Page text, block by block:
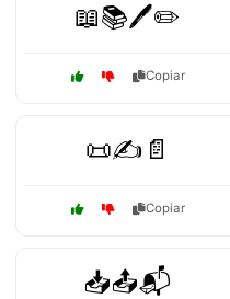
📖📚🖊️✏️
Copiar
📜✍️📄
Copiar
📥📤📬